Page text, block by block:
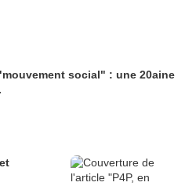
social" : une 20aine